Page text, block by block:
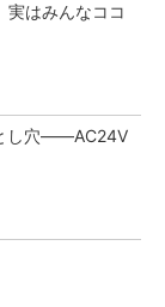
実はみんなココ
し穴――AC24V